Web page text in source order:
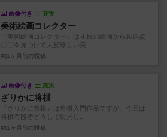
画像付き 充実
美術絵画コレクター
『美術絵画コレクター』は４枚の絵画から共通点
〇〇を見つけて大変珍しい美...
約1ヶ月前 の投稿
画像付き 充実
ざりかに将棋
『ざりかに将棋』は将棋入門作品ですが、今回は
将棋有段者どうしで対局し...
約1ヶ月前 の投稿